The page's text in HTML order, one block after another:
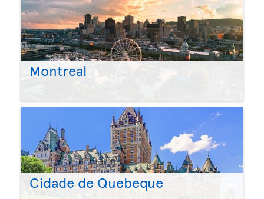
Montreal
Cidade de Quebeque